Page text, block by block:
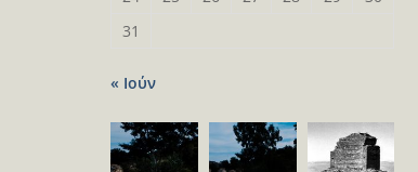
31
« Ιούν